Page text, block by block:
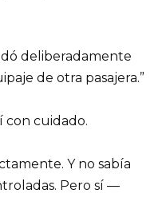
deliberadamente
de otra pasajera.”
con cuidado.
Y no sabía
Pero sí —